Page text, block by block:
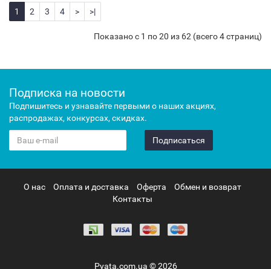
1 2 3 4 > >|
Показано с 1 по 20 из 62 (всего 4 страниц)
Подписка на новости
Подпишитесь и узнавайте первыми о наших акциях,
распродажах, конкурсах, скидках.
Подписаться
О нас Оплата и доставка Оферта
Обмен и возврат
Контакты
Pyata.com.ua © 2026